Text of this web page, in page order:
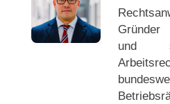
und